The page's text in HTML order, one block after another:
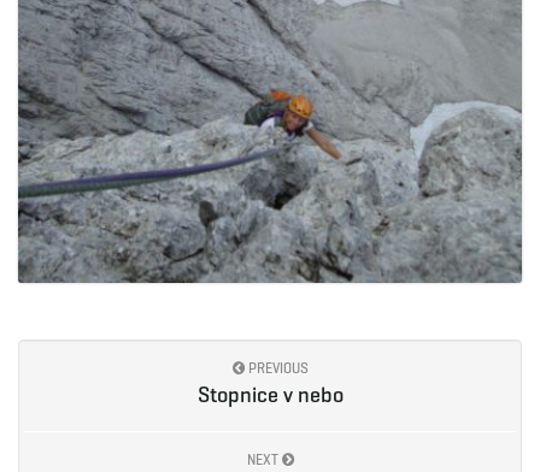
PREVIOUS
Stopnice v nebo
NEXT